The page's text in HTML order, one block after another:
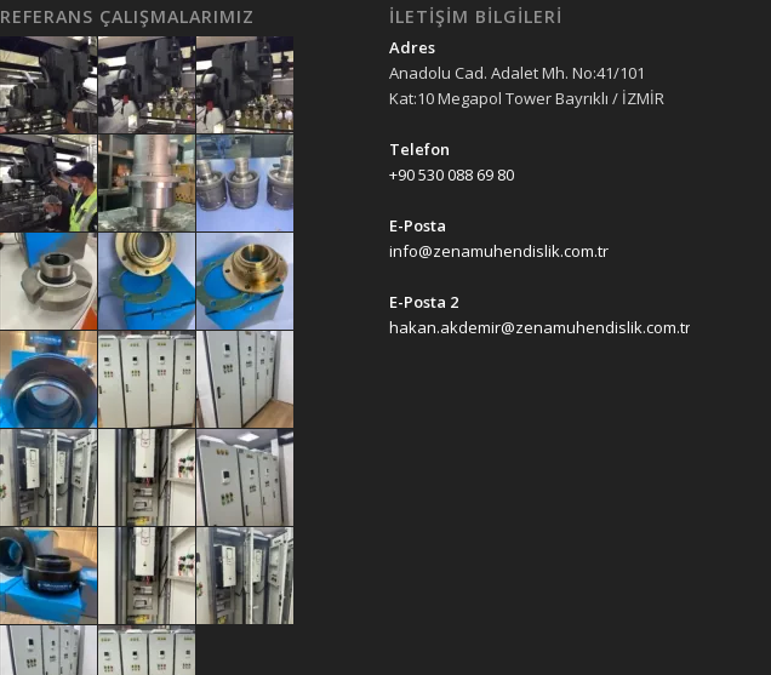
REFERANS ÇALIŞMALARIMIZ İLETIŞIM BILGILERI
Adres
Anadolu Cad. Adalet Mh. No:41/101
Kat:10 Megapol Tower Bayrıklı / İZMİR
Telefon
+90 530 088 69 80
E-Posta
info@zenamuhendislik.com.tr
E-Posta 2
hakan.akdemir@zenamuhendislik.com.tr